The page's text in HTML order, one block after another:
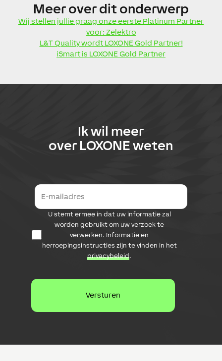
Meerover dit onderwerp
Wij stellen jullie graag onze eerste Platinum Partner
voor: Zelektro
L&T Quality wordt LOXONE Gold Partner!
iSmart is LOXONE Gold Partner
Ik wil meer
overLOXONEweten
a
i
l
r
s
D
a
t
b
e
e
m
U stemt ermee in dat uw informatie zal
worden gebruikt om uw verzoek te
verwerken. Informatie en
herroepingsinstructies zijn te vinden in het
privacybeleid.